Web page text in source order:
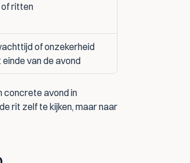
ritten
of onzekerheid
einde van de avond
concrete avond in
rit zelf te kijken, maar naar